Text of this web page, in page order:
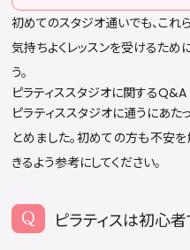
初めてのスタジオ通いでも、これ
気持ちよくレッスンを受けるため
う。
ピラティススタジオに関するQ&A
ピラティススタジオに通うにあた
とめました。初めての方も不安
きるよう参考にしてください。
ピラティスは初心